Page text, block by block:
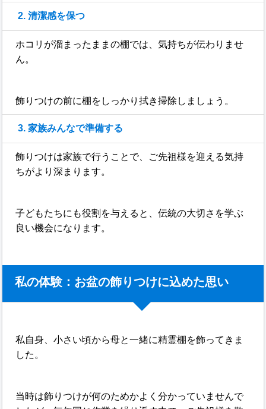
2. 清潔感を保つ
ホコリが溜まったままの棚では、気持ちが伝わりませ
ん。
飾りつけの前に棚をしっかり拭き掃除しましょう。
3. 家族みんなで準備する
飾りつけは家族で行うことで、ご先祖様を迎える気持
ちがより深まります。
子どもたちにも役割を与えると、伝統の大切さを学ぶ
良い機会になります。
私の体験：お盆の飾りつけに込めた思い
私自身、小さい頃から母と一緒に精霊棚を飾ってきま
した。
当時は飾りつけが何のためかよく分かっていませんで